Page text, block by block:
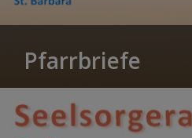
Pfarrbriefe